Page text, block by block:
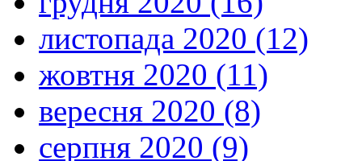
листопада 2020 (12)
жовтня 2020 (11)
вересня 2020 (8)
серпня 2020 (9)